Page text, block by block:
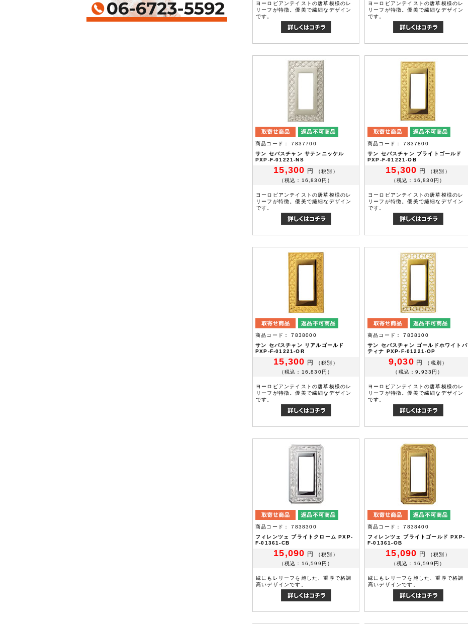
ヨーロピアンテイストの唐草模様のレ
リーフが特徴。優美で繊細なデザイン
です。
ヨーロピアンテイストの唐草模様のレ
リーフが特徴。優美で繊細なデザイン
です。
商品コード： 7837700
サン セバスチャン サテンニッケル
PXP-F-01221-NS
15,300 円
（税別）
（税込：16,830円）
ヨーロピアンテイストの唐草模様のレ
リーフが特徴。優美で繊細なデザイン
です。
商品コード： 7837800
サン セバスチャン ブライトゴールド
PXP-F-01221-OB
15,300 円
（税別）
（税込：16,830円）
ヨーロピアンテイストの唐草模様のレ
リーフが特徴。優美で繊細なデザイン
です。
商品コード： 7838000
サン セバスチャン リアルゴールド
PXP-F-01221-OR
15,300 円
（税別）
（税込：16,830円）
ヨーロピアンテイストの唐草模様のレ
リーフが特徴。優美で繊細なデザイン
です。
商品コード： 7838100
サン セバスチャン ゴールドホワイトパ
ティナ PXP-F-01221-OP
9,030 円
（税別）
（税込：9,933円）
ヨーロピアンテイストの唐草模様のレ
リーフが特徴。優美で繊細なデザイン
です。
商品コード： 7838300
フィレンツェ ブライトクローム PXP-
F-01361-CB
15,090 円
（税別）
（税込：16,599円）
縁にもレリーフを施した、重厚で格調
高いデザインです。
商品コード： 7838400
フィレンツェ ブライトゴールド PXP-
F-01361-OB
15,090 円
（税別）
（税込：16,599円）
縁にもレリーフを施した、重厚で格調
高いデザインです。